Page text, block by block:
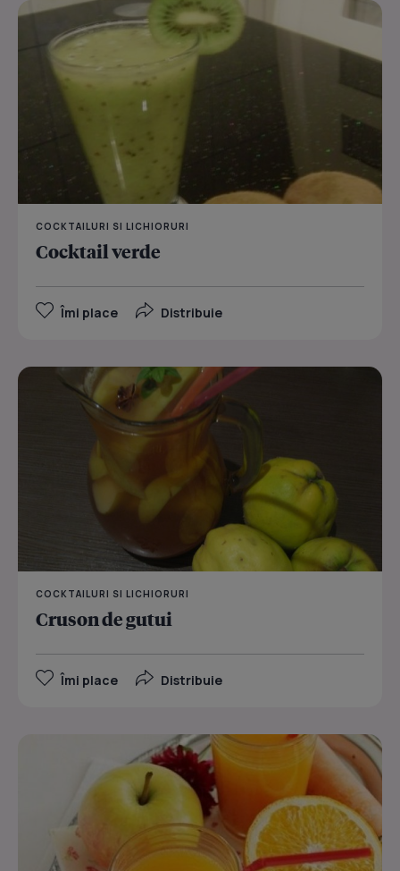
COCKTAILURI SI LICHIORURI
Cocktail verde
Îmi place Distribuie
COCKTAILURI SI LICHIORURI
Cruson de gutui
Îmi place Distribuie